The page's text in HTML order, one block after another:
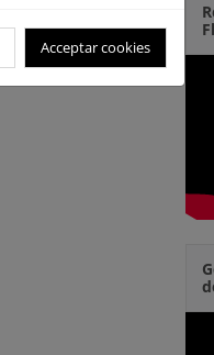
Acceptar cookies